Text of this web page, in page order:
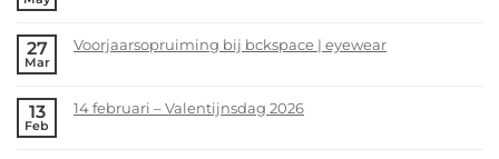
on
jou!
27
Mar
Voorjaarsopruiming bij bckspace | eyewear
on
13
Feb
14 februari – Valentijnsdag 2026